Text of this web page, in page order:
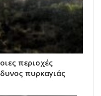
περιοχές
πυρκαγιάς